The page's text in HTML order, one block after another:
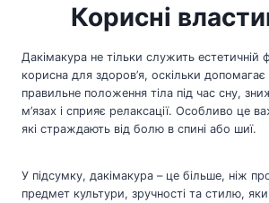
Корисні
Дакімакура не тільки служить естетичній
корисна для здоров’я, оскільки допомагає
правильне положення тіла під час сну,
м’язах і сприяє релаксації. Особливо це
які страждають від болю в спині або шиї.
У підсумку, дакімакура – це більше, ніж
предмет культури, зручності та стилю,